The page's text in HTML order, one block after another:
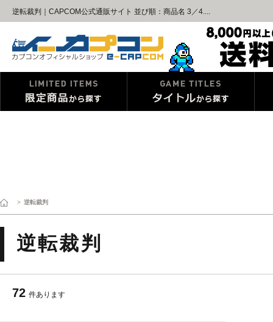
逆転裁判｜CAPCOM公式通販サイト 並び順：商品名 3／4....
> 逆転裁判
逆転裁判
72 件あります